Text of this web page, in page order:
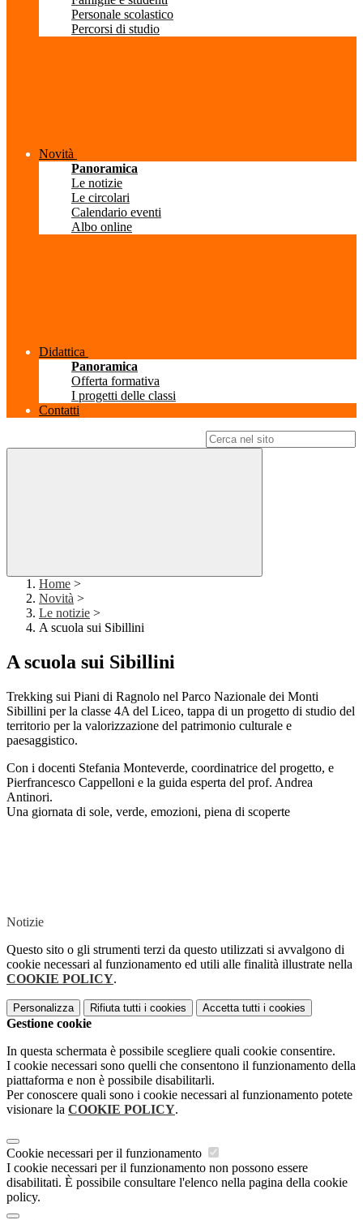
Personale scolastico
Percorsi di studio
Novità
Panoramica
Le notizie
Le circolari
Calendario eventi
Albo online
Didattica
Panoramica
Offerta formativa
I progetti delle classi
Contatti
Home >
Novità >
Le notizie >
A scuola sui Sibillini
A scuola sui Sibillini
Trekking sui Piani di Ragnolo nel Parco Nazionale dei Monti
Sibillini per la classe 4A del Liceo, tappa di un progetto di studio del
territorio per la valorizzazione del patrimonio culturale e
paesaggistico.
Con i docenti Stefania Monteverde, coordinatrice del progetto, e
Pierfrancesco Cappelloni e la guida esperta del prof. Andrea
Antinori.
Una giornata di sole, verde, emozioni, piena di scoperte
Notizie
Questo sito o gli strumenti terzi da questo utilizzati si avvalgono di
cookie necessari al funzionamento ed utili alle finalità illustrate nella
COOKIE POLICY.
Personalizza Rifiuta tutti i cookies Accetta tutti i cookies
Gestione cookie
In questa schermata è possibile scegliere quali cookie consentire.
I cookie necessari sono quelli che consentono il funzionamento della
piattaforma e non è possibile disabilitarli.
Per conoscere quali sono i cookie necessari al funzionamento potete
visionare la COOKIE POLICY.
Cookie necessari per il funzionamento
I cookie necessari per il funzionamento non possono essere
disabilitati. È possibile consultare l'elenco nella pagina della cookie
policy.